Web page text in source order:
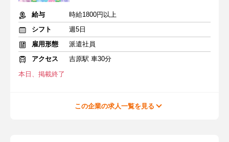
給与
時給1800円以上
シフト
週5日
雇用形態
派遣社員
アクセス
吉原駅 車30分
本日、掲載終了
この企業の求人一覧を見る